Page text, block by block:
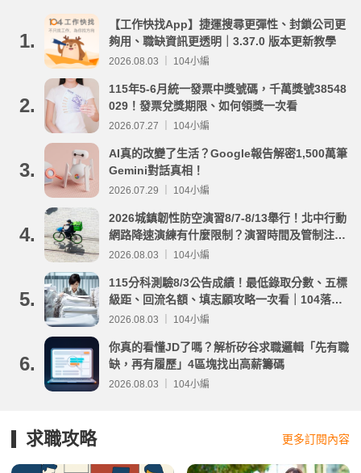
1.
【工作快找App】捷運搜尋更彈性、封鎖公司更
夠用、職缺資訊更透明｜3.37.0 版本更新教學
2026.08.03 ｜ 104小編
2.
115年5-6月統一發票中獎號碼，千萬獎號38548
029！發票兌獎期限、如何領獎一次看
2026.07.27 ｜ 104小編
3.
AI真的改變了生活？Google報告解密1,500萬筆
Gemini對話真相！
2026.07.29 ｜ 104小編
4.
2026城鎮韌性防空演習8/7-8/13舉行！北中行動
網路降速演練有什麼限制？演習時間及管制注意
事項整理
2026.08.03 ｜ 104小編
5.
115分科測驗8/3公告成績！最低錄取分數、五標
級距、回流名額、填志願攻略一次看｜104落點
分析
2026.08.03 ｜ 104小編
6.
你真的看懂JD了嗎？解析矽谷求職邏輯「先有職
缺，再有履歷」4區塊找出高薪籌碼
2026.08.03 ｜ 104小編
求職攻略 更多訂閱內容